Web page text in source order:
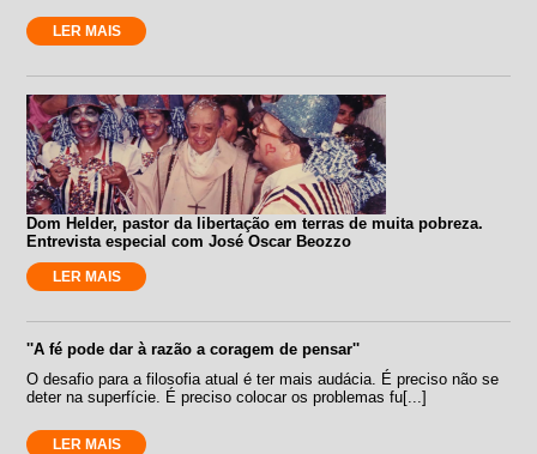
LER MAIS
Dom Helder, pastor da libertação em terras de muita pobreza.
Entrevista especial com José Oscar Beozzo
LER MAIS
''A fé pode dar à razão a coragem de pensar''
O desafio para a filosofia atual é ter mais audácia. É preciso não se
deter na superfície. É preciso colocar os problemas fu[...]
LER MAIS